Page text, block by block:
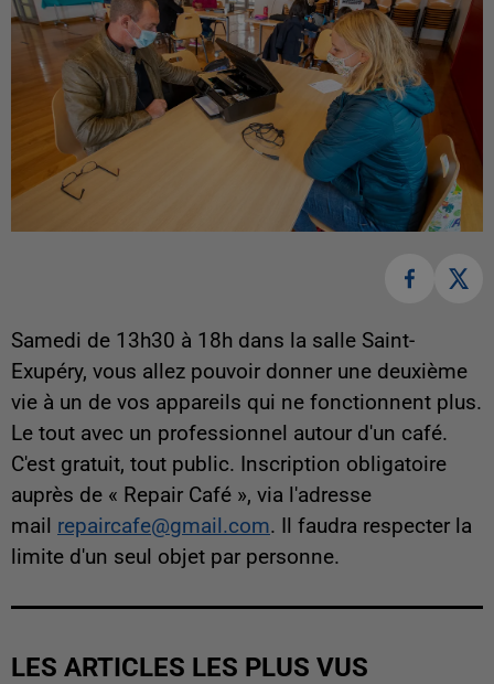
Samedi de 13h30 à 18h dans la salle Saint-
Exupéry, vous allez pouvoir donner une deuxième
vie à un de vos appareils qui ne fonctionnent plus.
Le tout avec un professionnel autour d'un café.
C'est gratuit, tout public. Inscription obligatoire
auprès de « Repair Café », via l'adresse
mail repaircafe@gmail.com. Il faudra respecter la
limite d'un seul objet par personne.
LES ARTICLES LES PLUS VUS